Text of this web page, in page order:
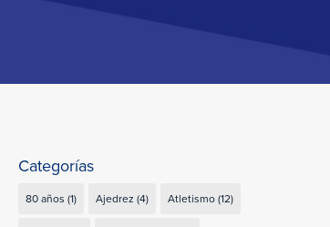
Categorías
80 años (1) Ajedrez (4) Atletismo(12)